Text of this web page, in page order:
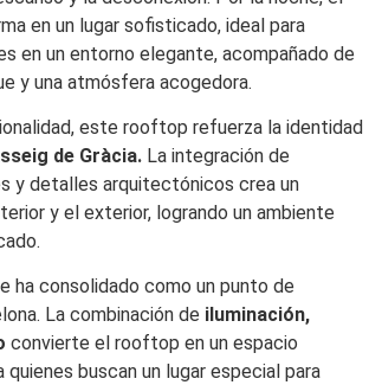
en un lugar sofisticado, ideal para
en un entorno elegante, acompañado de
y una atmósfera acogedora.
este rooftop refuerza la identidad
de Gràcia. La integración de
y detalles arquitectónicos crea un
y el exterior, logrando un ambiente
ha consolidado como un punto de
La combinación de iluminación,
convierte el rooftop en un espacio
quienes buscan un lugar especial para